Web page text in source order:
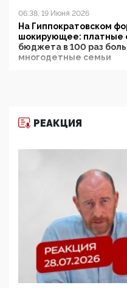
06:38, 19 Июня 2026
На Гиппократовском
шокирующее: платные
бюджета в 100 раз
многодетные семьи
11:53, 09 Июня 2026
деятельность ИИТО
цифроглобалисты
повестку в образовании
09:43, 01 Июня 2026
5G за счет здоровья
отобрать у регионов
защищать жилые дома
05:58, 26 Мая 2026
Роскомнадзор
деструктивным и
РЕАКЦИЯ